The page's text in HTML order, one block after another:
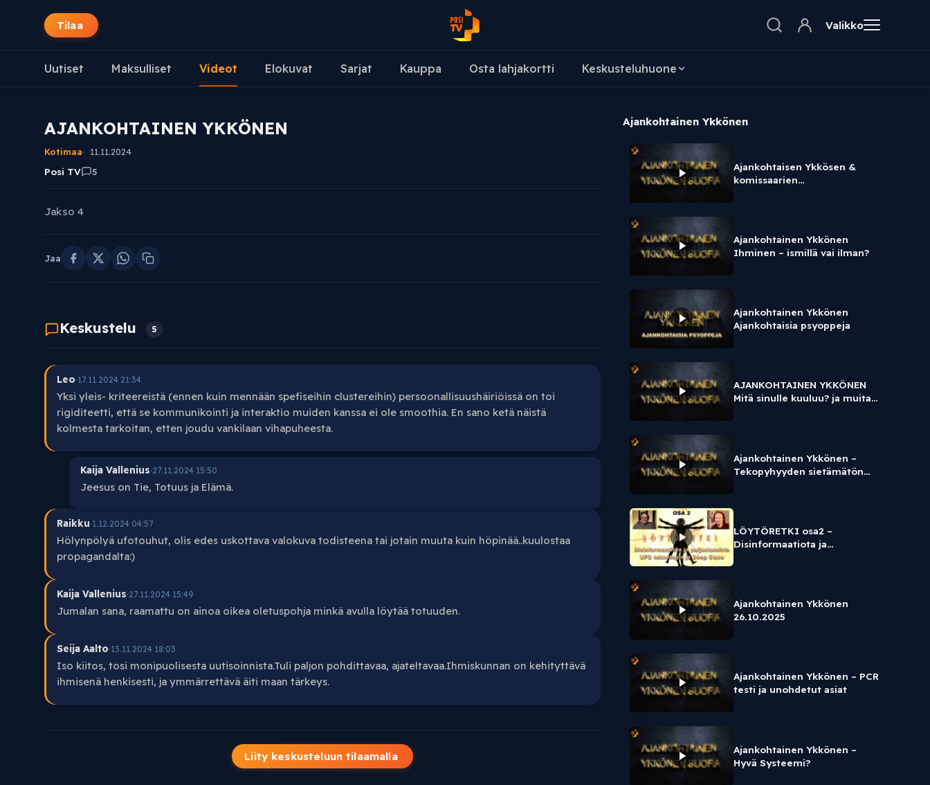
Tilaa Valikko
Uutiset Maksulliset Videot Elokuvat Sarjat Kauppa Osta lahjakortti Keskusteluhuone
AJANKOHTAINEN YKKÖNEN
Kotimaa 11.11.2024
Posi TV 5
Jakso 4
Jaa
Keskustelu 5
Leo·17.11.2024 21:34
Yksi yleis- kriteereistä (ennen kuin mennään spefiseihin clustereihin) persoonallisuushäiriöissä on toi
rigiditeetti, että se kommunikointi ja interaktio muiden kanssa ei ole smoothia. En sano ketä näistä
kolmesta tarkoitan, etten joudu vankilaan vihapuheesta.
Kaija Vallenius·27.11.2024 15:50
Jeesus on Tie, Totuus ja Elämä.
Raikku·1.12.2024 04:57
Hölynpölyä ufotouhut, olis edes uskottava valokuva todisteena tai jotain muuta kuin höpinää..kuulostaa
propagandalta:)
Kaija Vallenius·27.11.2024 15:49
Jumalan sana, raamattu on ainoa oikea oletuspohja minkä avulla löytää totuuden.
Seija Aalto·13.11.2024 18:03
Iso kiitos, tosi monipuolisesta uutisoinnista.Tuli paljon pohdittavaa, ajateltavaa.Ihmiskunnan on kehityttävä
ihmisenä henkisesti, ja ymmärrettävä äiti maan tärkeys.
Liity keskusteluun tilaamalla
Ajankohtainen Ykkönen
Ajankohtaisen Ykkösen &
komissaarien
Ajankohtainen Ykkönen
Ihminen – ismillä vai ilman?
Ajankohtainen Ykkönen
Ajankohtaisia psyoppeja
AJANKOHTAINEN YKKÖNEN
Mitä sinulle kuuluu? ja muita
Ajankohtainen Ykkönen –
Tekopyhyyden sietämätön
LÖYTÖRETKI osa2 –
Disinformaatiota ja
Ajankohtainen Ykkönen
26.10.2025
Ajankohtainen Ykkönen – PCR
testi ja unohdetut asiat
Ajankohtainen Ykkönen –
Hyvä Systeemi?